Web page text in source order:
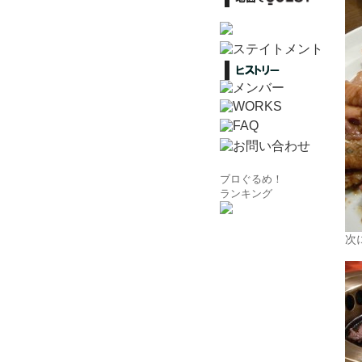
ブロぐるめ！
ランキング
次